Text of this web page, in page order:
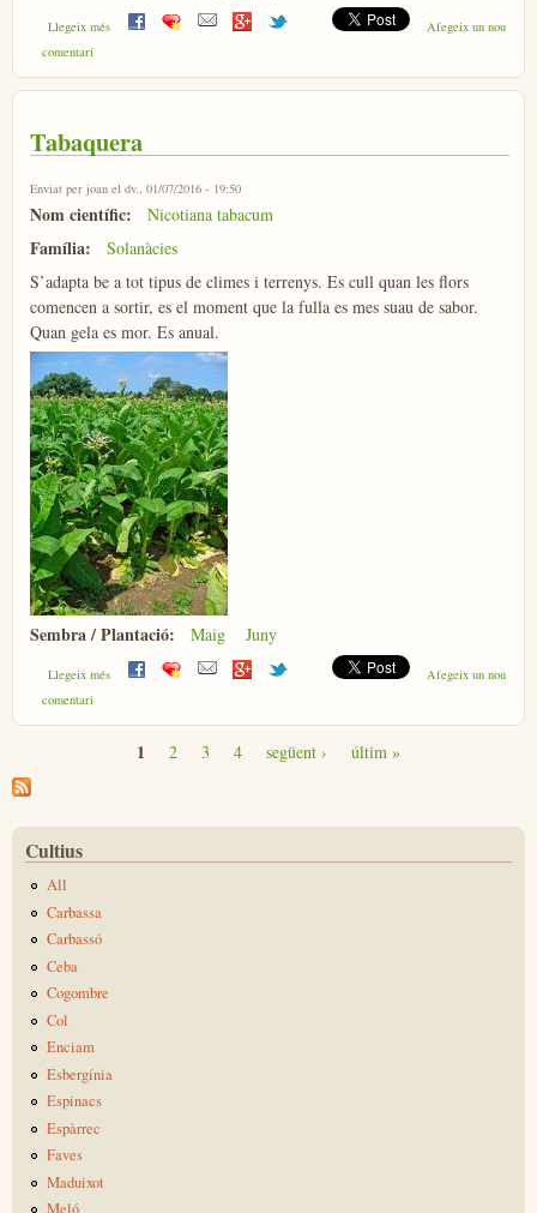
Llegeix més
sobre Moresc
Afegeix un nou
comentari
Tabaquera
Enviat per joan el dv., 01/07/2016 - 19:50
Nom científic: Nicotiana tabacum
Família:
Solanàcies
S’adapta be a tot tipus de climes i terrenys. Es cull quan les flors
comencen a sortir, es el moment que la fulla es mes suau de sabor.
Quan gela es mor. Es anual.
Sembra / Plantació: Maig Juny
Llegeix més
sobre Tabaquera
Afegeix un nou
comentari
Pàgines
1 2 3 4 següent › últim »
Cultius
All
Carbassa
Carbassó
Ceba
Cogombre
Col
Enciam
Esbergínia
Espinacs
Espàrrec
Faves
Maduixot